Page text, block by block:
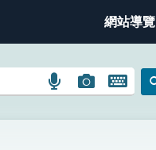
網站導覽
語
搜
圖
搜
開
鍵